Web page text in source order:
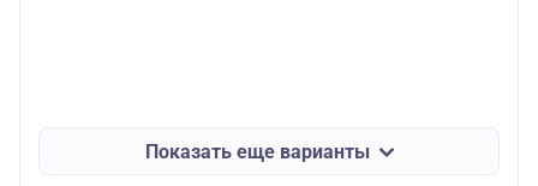
Показать еще варианты